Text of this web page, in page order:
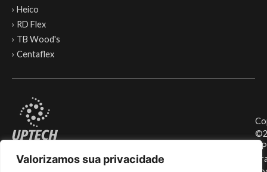
Valorizamos sua privacidade
› Heico
› RD Flex
› TB Wood's
› Centaflex